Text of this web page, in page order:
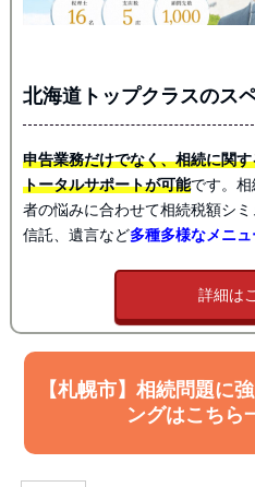
北海道トップクラスのス
申告業務だけでなく、相続に関
トータルサポートが可能です。
者の悩みに合わせて相続税額シ
信託、遺言など多種多様なメニ
詳細は
【札幌市】相続問題に
ングはこちら